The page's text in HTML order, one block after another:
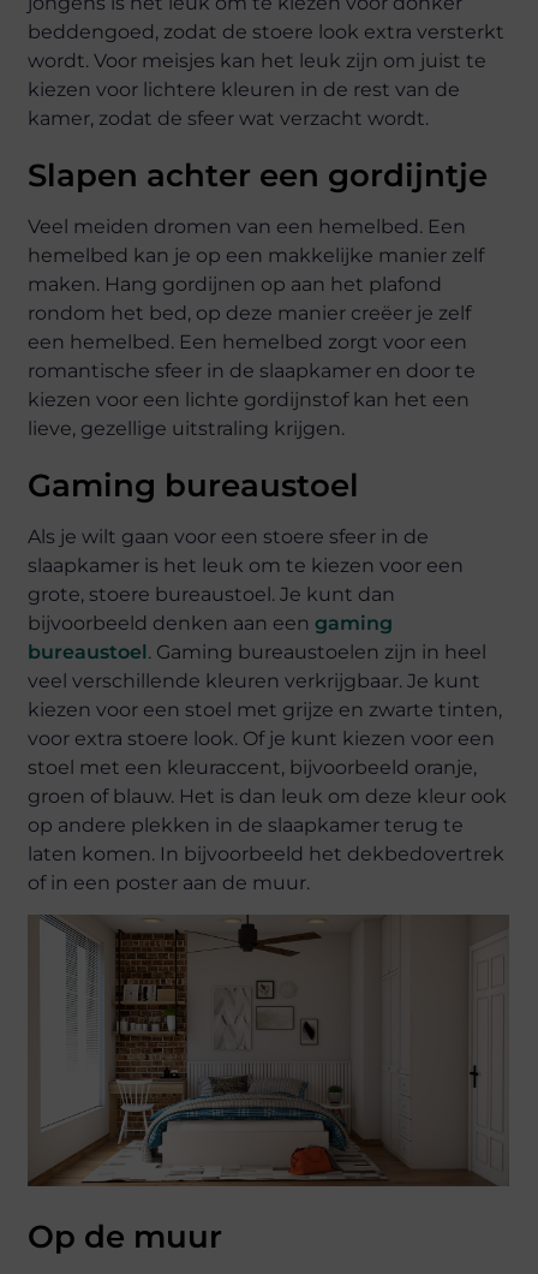
beddengoed, zodat de stoere look extra versterkt
wordt. Voor meisjes kan het leuk zijn om juist te
kiezen voor lichtere kleuren in de rest van de
kamer, zodat de sfeer wat verzacht wordt.
Slapen achter een gordijntje
Veel meiden dromen van een hemelbed. Een
hemelbed kan je op een makkelijke manier zelf
maken. Hang gordijnen op aan het plafond
rondom het bed, op deze manier creëer je zelf
een hemelbed. Een hemelbed zorgt voor een
romantische sfeer in de slaapkamer en door te
kiezen voor een lichte gordijnstof kan het een
lieve, gezellige uitstraling krijgen.
Gaming bureaustoel
Als je wilt gaan voor een stoere sfeer in de
slaapkamer is het leuk om te kiezen voor een
grote, stoere bureaustoel. Je kunt dan
bijvoorbeeld denken aan eengaming
bureaustoel. Gaming bureaustoelen zijn in heel
veel verschillende kleuren verkrijgbaar. Je kunt
kiezen voor een stoel met grijze en zwarte tinten,
voor extra stoere look. Of je kunt kiezen voor een
stoel met een kleuraccent, bijvoorbeeld oranje,
groen of blauw. Het is dan leuk om deze kleur ook
op andere plekken in de slaapkamer terug te
laten komen. In bijvoorbeeld het dekbedovertrek
of in een poster aan de muur.
Op de muur